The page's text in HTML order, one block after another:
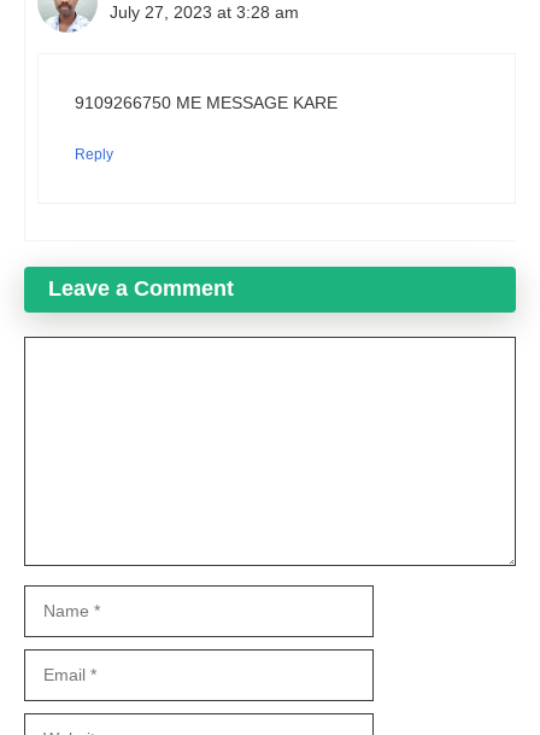
July 27, 2023 at 3:28 am
9109266750 ME MESSAGE KARE
Reply
Leave a Comment